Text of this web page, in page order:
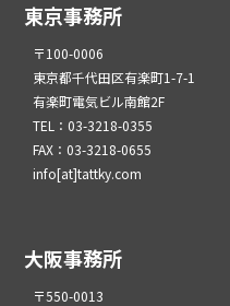
東京事務所
〒100-0006
東京都千代田区有楽町1-7-1
有楽町電気ビル南館2F
TEL：03-3218-0355
FAX：03-3218-0655
info[at]tattky.com
大阪事務所
〒550-0013